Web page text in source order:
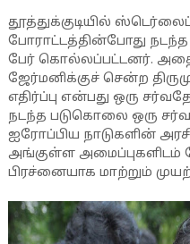
தூத்துக்குடியில் ஸ்டெர்லைட்
போராட்டத்தின்போது நடந்த
பேர் கொல்லப்பட்டனர்.
ஜேர்மனிக்குச் சென்ற
எதிர்ப்பு என்பது ஒரு
நடந்த படுகொலை ஒரு
ஐரோப்பிய நாடுகளின்
அங்குள்ள அமைப்புகளிடம்
பிரச்னையாக மாற்றும்